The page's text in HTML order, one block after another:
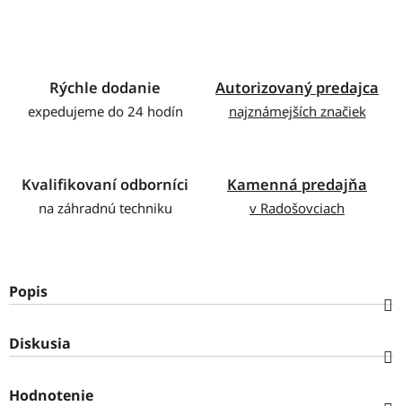
Rýchle dodanie
expedujeme do 24 hodín
Autorizovaný predajca
najznámejších značiek
Kvalifikovaní odborníci
na záhradnú techniku
Kamenná predajňa
v Radošovciach
Popis
Diskusia
Hodnotenie